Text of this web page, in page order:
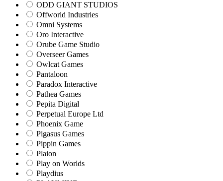
ODD GIANT STUDIOS
Offworld Industries
Omni Systems
Oro Interactive
Orube Game Studio
Overseer Games
Owlcat Games
Pantaloon
Paradox Interactive
Pathea Games
Pepita Digital
Perpetual Europe Ltd
Phoenix Game
Pigasus Games
Pippin Games
Plaion
Play on Worlds
Playdius